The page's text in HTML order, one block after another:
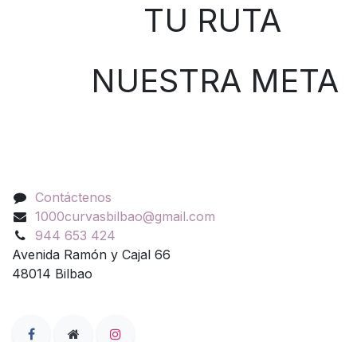
TU RUTA
NUESTRA META
Contáctenos
1000curvasbilbao@gmail.com
944 653 424
Avenida Ramón y Cajal 66
48014 Bilbao